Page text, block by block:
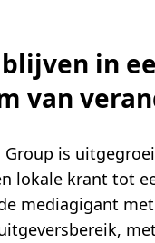
in
van
Group is
lokale krant tot
mediagigant